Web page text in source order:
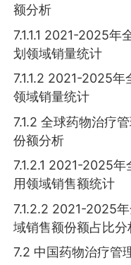
额分析
7.1.1.1 2021-2025
划领域销量统计
7.1.1.2 2021-2025
领域销量统计
7.1.2 全球药物治疗
份额分析
7.1.2.1 2021-2025
用领域销售额统计
7.1.2.2 2021-2025
域销售额份额占比分
7.2 中国药物治疗管